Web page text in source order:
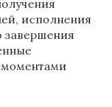
исполнения
завершения
моментами